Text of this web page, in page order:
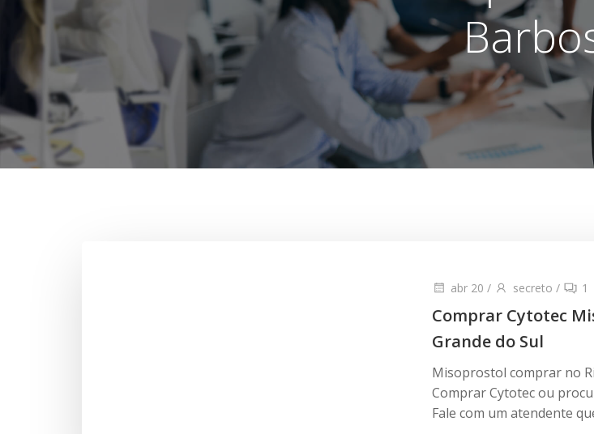
abr 20 / secreto / 1
Comprar Cytotec
Grande do Sul
Misoprostol comprar no
Comprar Cytotec ou
Fale com um atendente